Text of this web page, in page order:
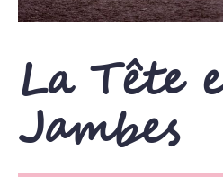
La Tête
Jambes